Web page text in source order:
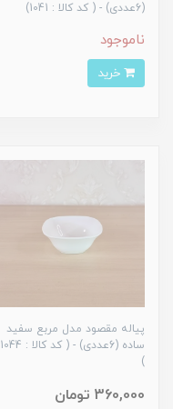
(6عددی) - ( کد کالا : 1041)
ناموجود
پیاله مقصود مدل مربع سفید
ساده (6عددی) - ( کد کالا : 1044
)
360,000 تومان